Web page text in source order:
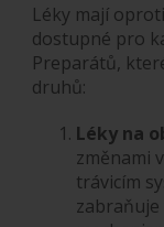
Léky mají
dostupné pro
Preparátů,
druhů:
Léky na
změnami
trávicím